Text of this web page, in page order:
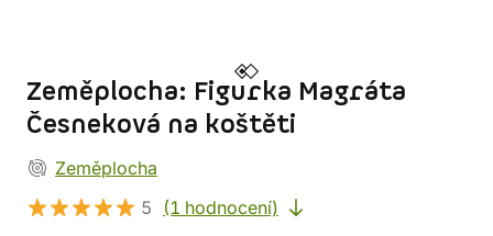
Zeměplocha: Figurka Magráta
Česneková na koštěti
Zeměplocha
5
(1 hodnocení)